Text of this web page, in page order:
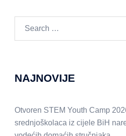
NAJNOVIJE
Otvoren STEM Youth Camp
srednjoškolaca iz cijele BiH